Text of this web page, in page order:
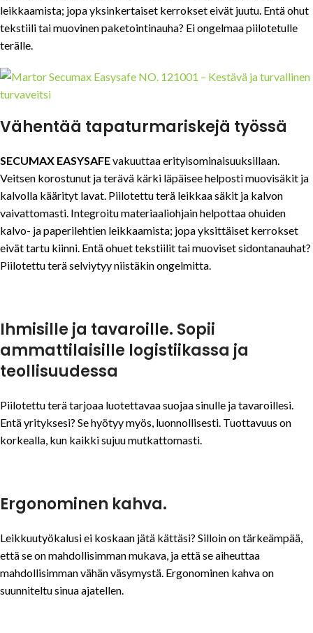
leikkaamista; jopa yksinkertaiset kerrokset eivät juutu. Entä ohut
tekstiili tai muovinen paketointinauha? Ei ongelmaa piilotetulle
terälle.
Vähentää tapaturmariskejä työssä
SECUMAX EASYSAFEvakuuttaa erityisominaisuuksillaan.
Veitsen korostunut ja terävä kärki läpäisee helposti muovisäkit ja
kalvolla käärityt lavat. Piilotettu terä leikkaa säkit ja kalvon
vaivattomasti. Integroitu materiaaliohjain helpottaa ohuiden
kalvo- ja paperilehtien leikkaamista; jopa yksittäiset kerrokset
eivät tartu kiinni. Entä ohuet tekstiilit tai muoviset sidontanauhat?
Piilotettu terä selviytyy niistäkin ongelmitta.
Ihmisille ja tavaroille. Sopii
ammattilaisille logistiikassa ja
teollisuudessa
Piilotettu terä tarjoaa luotettavaa suojaa sinulle ja tavaroillesi.
Entä yrityksesi? Se hyötyy myös, luonnollisesti. Tuottavuus on
korkealla, kun kaikki sujuu mutkattomasti.
Ergonominen kahva.
Leikkuutyökalusi ei koskaan jätä kättäsi? Silloin on tärkeämpää,
että se on mahdollisimman mukava, ja että se aiheuttaa
mahdollisimman vähän väsymystä. Ergonominen kahva on
suunniteltu sinua ajatellen.